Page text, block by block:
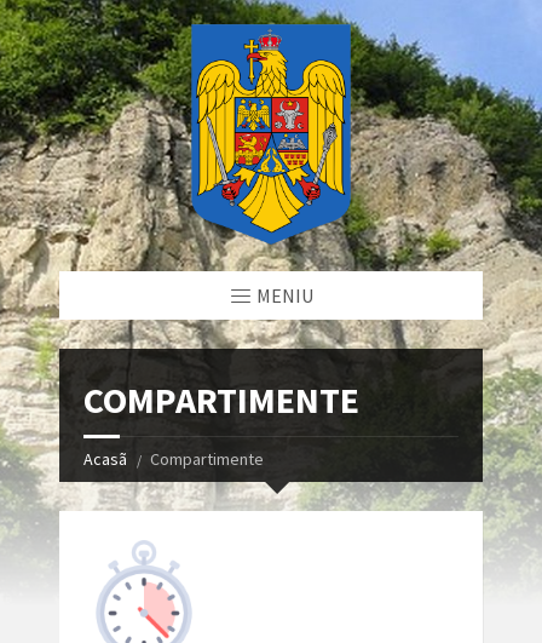
MENIU
COMPARTIMENTE
Acasã Compartimente